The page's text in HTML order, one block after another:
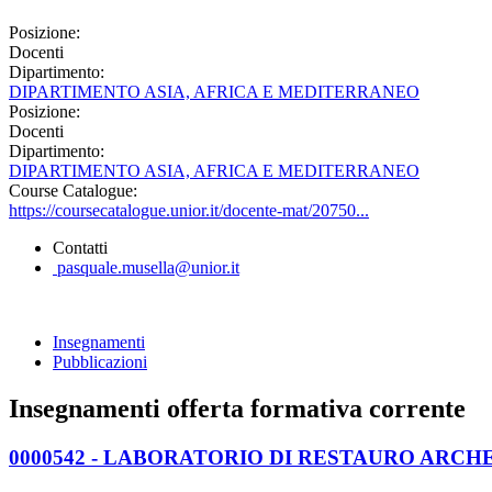
Posizione:
Docenti
Dipartimento:
DIPARTIMENTO ASIA, AFRICA E MEDITERRANEO
Posizione:
Docenti
Dipartimento:
DIPARTIMENTO ASIA, AFRICA E MEDITERRANEO
Course Catalogue:
https://coursecatalogue.unior.it/docente-mat/20750...
Contatti
pasquale.musella@unior.it
Insegnamenti
Pubblicazioni
Insegnamenti offerta formativa corrente
0000542 - LABORATORIO DI RESTAURO